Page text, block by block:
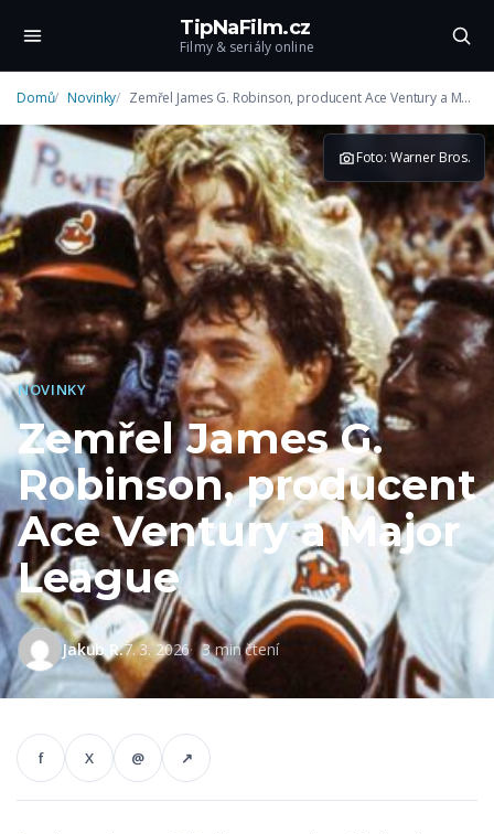
TipNaFilm.cz
Filmy & seriály online
Domů Novinky Zemřel James G. Robinson, producent Ace Ventury a Major League
NOVINKY
Zemřel James G.
Robinson, producent
Ace Ventury a Major
League
Jakub R.7. 3. 2026 3 min čtení
Foto: Warner Bros.
f X @ ↗